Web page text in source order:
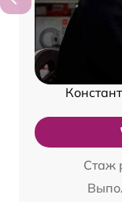
Стаж